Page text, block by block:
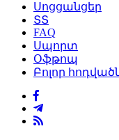
Սոցցանցեր
ՏՏ
FAQ
Սպորտ
Օֆթոպ
Բոլոր